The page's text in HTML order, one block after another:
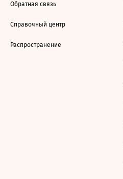
Обратная связь
Справочный центр
Распространение